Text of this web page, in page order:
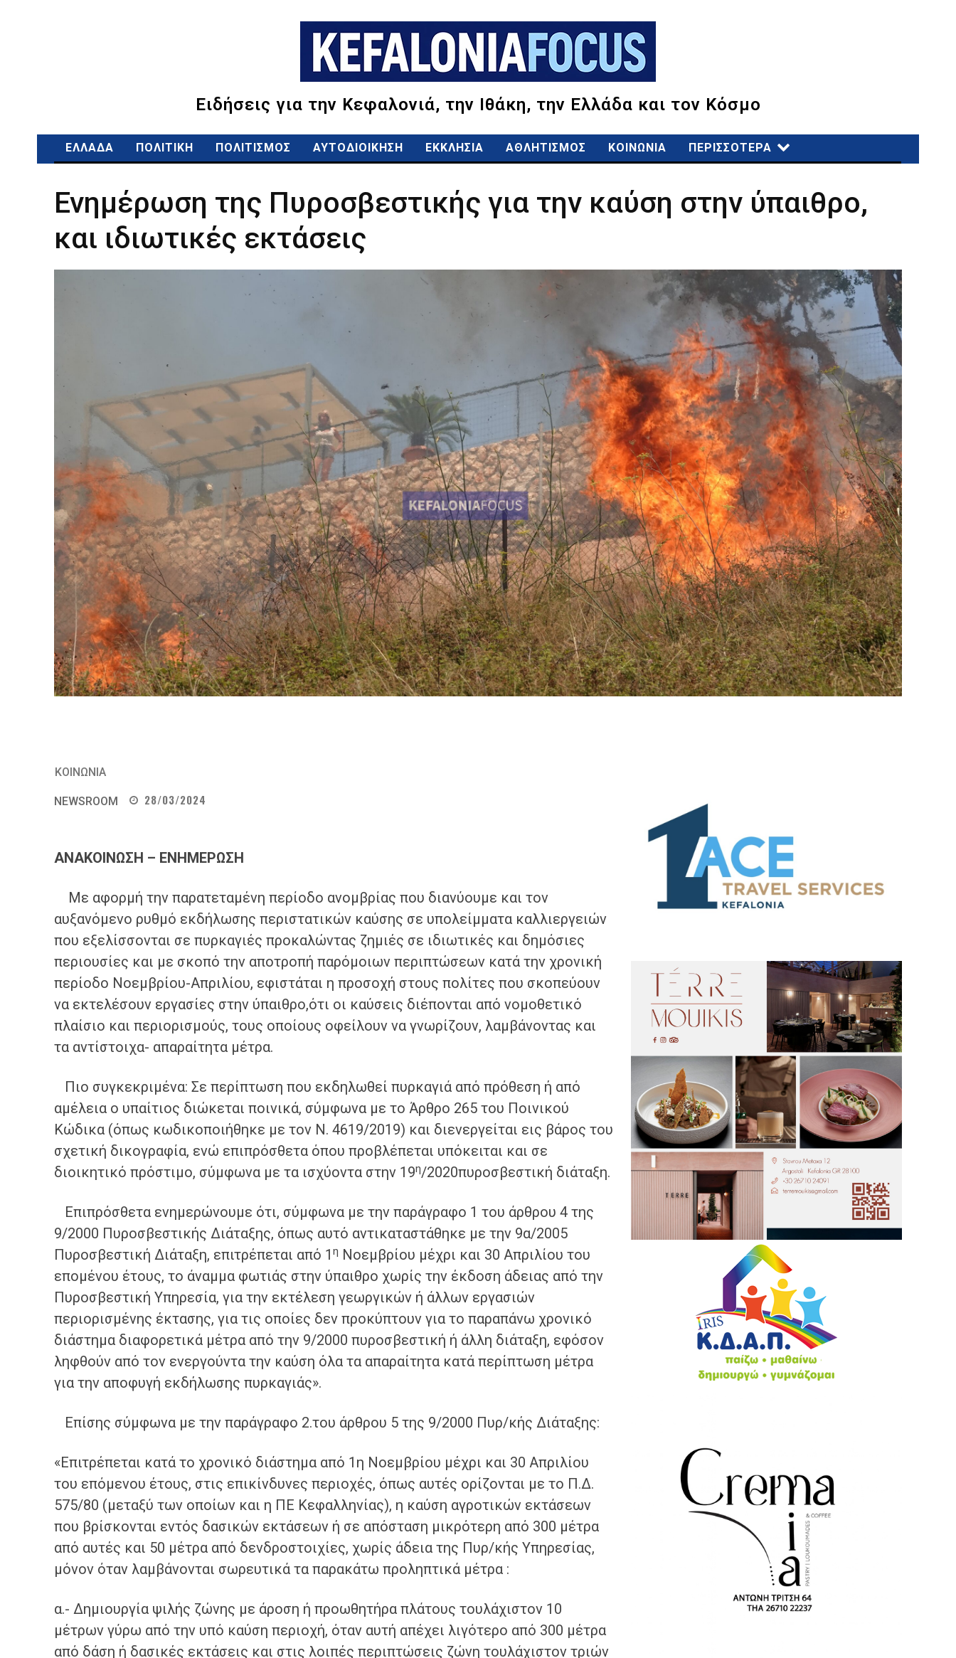
Ειδήσεις για την Κεφαλονιά, την Ιθάκη, την Ελλάδα και τον Κόσμο
ΕΛΛΑΔΑ ΠΟΛΙΤΙΚΗ ΠΟΛΙΤΙΣΜΟΣ ΑΥΤΟΔΙΟΙΚΗΣΗ ΕΚΚΛΗΣΙΑ ΑΘΛΗΤΙΣΜΟΣ ΚΟΙΝΩΝΙΑ ΠΕΡΙΣΣΟΤΕΡΑ
Ενημέρωση της Πυροσβεστικής για την καύση στην ύπαιθρο,
και ιδιωτικές εκτάσεις
ΚΟΙΝΩΝΙΑ
NEWSROOM 28/03/2024
ΑΝΑΚΟΙΝΩΣΗ – ΕΝΗΜΕΡΩΣΗ
Με αφορμή την παρατεταμένη περίοδο ανομβρίας που διανύουμε και τον
αυξανόμενο ρυθμό εκδήλωσης περιστατικών καύσης σε υπολείμματα καλλιεργειών
που εξελίσσονται σε πυρκαγιές προκαλώντας ζημιές σε ιδιωτικές και δημόσιες
περιουσίες και με σκοπό την αποτροπή παρόμοιων περιπτώσεων κατά την χρονική
περίοδο Νοεμβρίου-Απριλίου, εφιστάται η προσοχή στους πολίτες που σκοπεύουν
να εκτελέσουν εργασίες στην ύπαιθρο,ότι οι καύσεις διέπονται από νομοθετικό
πλαίσιο και περιορισμούς, τους οποίους οφείλουν να γνωρίζουν, λαμβάνοντας και
τα αντίστοιχα- απαραίτητα μέτρα.
Πιο συγκεκριμένα: Σε περίπτωση που εκδηλωθεί πυρκαγιά από πρόθεση ή από
αμέλεια ο υπαίτιος διώκεται ποινικά, σύμφωνα με το Άρθρο 265 του Ποινικού
Κώδικα (όπως κωδικοποιήθηκε με τον Ν. 4619/2019) και διενεργείται εις βάρος του
σχετική δικογραφία, ενώ επιπρόσθετα όπου προβλέπεται υπόκειται και σε
διοικητικό πρόστιμο, σύμφωνα με τα ισχύοντα στην 19η/2020πυροσβεστική διάταξη.
Επιπρόσθετα ενημερώνουμε ότι, σύμφωνα με την παράγραφο 1 του άρθρου 4 της
9/2000 Πυροσβεστικής Διάταξης, όπως αυτό αντικαταστάθηκε με την 9α/2005
Πυροσβεστική Διάταξη, επιτρέπεται από 1 η Νοεμβρίου μέχρι και 30 Απριλίου του
επομένου έτους, το άναμμα φωτιάς στην ύπαιθρο χωρίς την έκδοση άδειας από την
Πυροσβεστική Υπηρεσία, για την εκτέλεση γεωργικών ή άλλων εργασιών
περιορισμένης έκτασης, για τις οποίες δεν προκύπτουν για το παραπάνω χρονικό
διάστημα διαφορετικά μέτρα από την 9/2000 πυροσβεστική ή άλλη διάταξη, εφόσον
ληφθούν από τον ενεργούντα την καύση όλα τα απαραίτητα κατά περίπτωση μέτρα
για την αποφυγή εκδήλωσης πυρκαγιάς».
Επίσης σύμφωνα με την παράγραφο 2.του άρθρου 5 της 9/2000 Πυρ/κής Διάταξης:
«Επιτρέπεται κατά το χρονικό διάστημα από 1η Νοεμβρίου μέχρι και 30 Απριλίου
του επόμενου έτους, στις επικίνδυνες περιοχές, όπως αυτές ορίζονται με το Π.Δ.
575/80 (μεταξύ των οποίων και η ΠΕ Κεφαλληνίας), η καύση αγροτικών εκτάσεων
που βρίσκονται εντός δασικών εκτάσεων ή σε απόσταση μικρότερη από 300 μέτρα
από αυτές και 50 μέτρα από δενδροστοιχίες, χωρίς άδεια της Πυρ/κής Υπηρεσίας,
μόνον όταν λαμβάνονται σωρευτικά τα παρακάτω προληπτικά μέτρα :
α.- Δημιουργία ψιλής ζώνης με άροση ή προωθητήρα πλάτους τουλάχιστον 10
μέτρων γύρω από την υπό καύση περιοχή, όταν αυτή απέχει λιγότερο από 300 μέτρα
από δάση ή δασικές εκτάσεις και στις λοιπές περιπτώσεις ζώνη τουλάχιστον τριών